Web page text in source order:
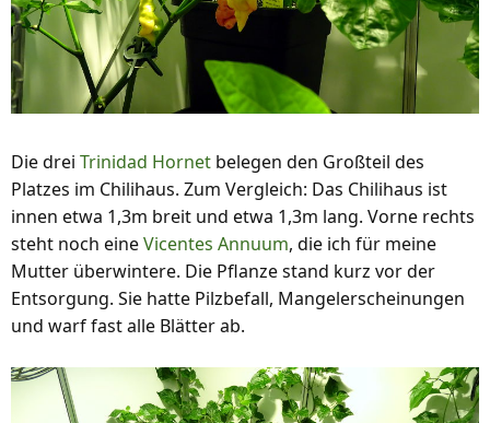
Die drei Trinidad Hornet belegen den Großteil des
Platzes im Chilihaus. Zum Vergleich: Das Chilihaus ist
innen etwa 1,3m breit und etwa 1,3m lang. Vorne rechts
steht noch eineVicentes Annuum, die ich für meine
Mutter überwintere. Die Pflanze stand kurz vor der
Entsorgung. Sie hatte Pilzbefall, Mangelerscheinungen
und warf fast alle Blätter ab.